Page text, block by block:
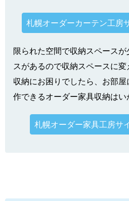
札幌オーダーカーテン工房
限られた空間で収納スペース
スがあるので収納スペースに
収納にお困りでしたら、お部
作できるオーダー家具収納はい
札幌オーダー家具工房サ